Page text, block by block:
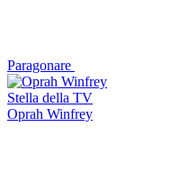
Paragonare
Stella della TV
Oprah Winfrey